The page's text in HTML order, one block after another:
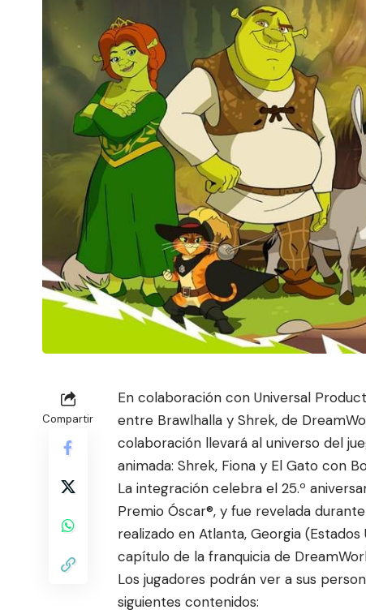
Compartir
En colaboración con Universal
entre Brawlhalla y Shrek, de
colaboración llevará al universo del
animada: Shrek, Fiona y El Gato con
La integración celebra el 25.º
Premio Óscar®, y fue revelada
realizado en Atlanta, Georgia
capítulo de la franquicia de
Los jugadores podrán ver a sus
siguientes contenidos: